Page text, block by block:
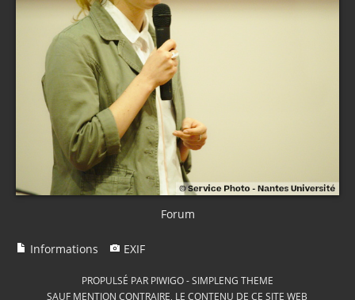
Forum
Informations EXIF
PROPULSÉ PAR PIWIGO-SIMPLENG THEME
SAUF MENTION CONTRAIRE, LE CONTENU DE CE SITE WEB